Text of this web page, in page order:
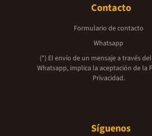
Contacto
Formulario de contacto
Whatsapp
(*) El envío de un mensaje a través
Whatsapp, implica la aceptación de la
Privacidad.
Síguenos